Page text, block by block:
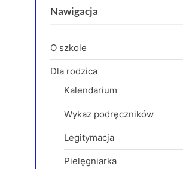
s
Nawigacja
O szkole
Dla rodzica
Kalendarium
Wykaz podręczników
Legitymacja
Pielęgniarka